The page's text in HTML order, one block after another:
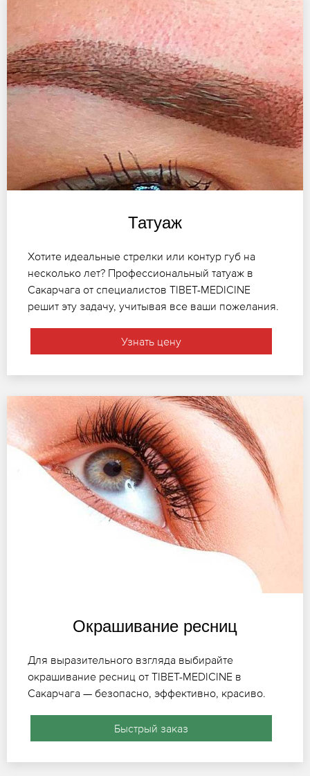
Татуаж
Хотите идеальные стрелки или контур губ на
несколько лет? Профессиональный татуаж в
Сакарчага от специалистов TIBET-MEDICINE
решит эту задачу, учитывая все ваши пожелания.
Узнать цену
Окрашивание ресниц
Для выразительного взгляда выбирайте
окрашивание ресниц от TIBET-MEDICINE в
Сакарчага — безопасно, эффективно, красиво.
Быстрый заказ